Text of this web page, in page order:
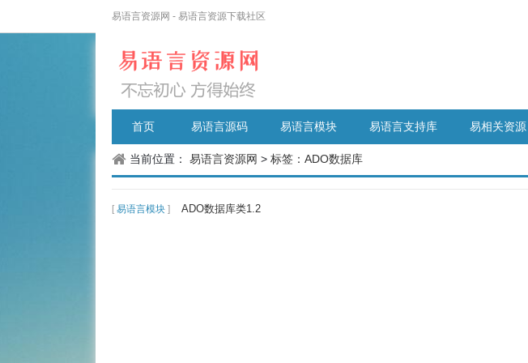
易语言资源网 - 易语言资源下载社区
首页 易语言源码 易语言模块 易语言支持库 易相关资源
当前位置： 易语言资源网 > 标签：ADO数据库
[ 易语言模块 ] ADO数据库类1.2